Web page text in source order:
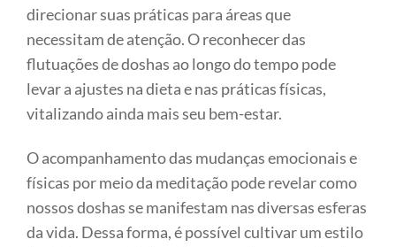
direcionar suas práticas para áreas que
necessitam de atenção. O reconhecer das
flutuações de doshas ao longo do tempo pode
levar a ajustes na dieta e nas práticas físicas,
vitalizando ainda mais seu bem-estar.
O acompanhamento das mudanças emocionais e
físicas por meio da meditação pode revelar como
nossos doshas se manifestam nas diversas esferas
da vida. Dessa forma, é possível cultivar um estilo